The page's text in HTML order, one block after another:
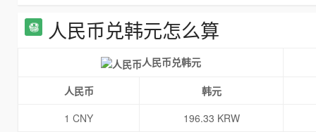
人民币兑韩元怎么算
人民币兑韩元
人民币
韩元
1 CNY
196.33 KRW